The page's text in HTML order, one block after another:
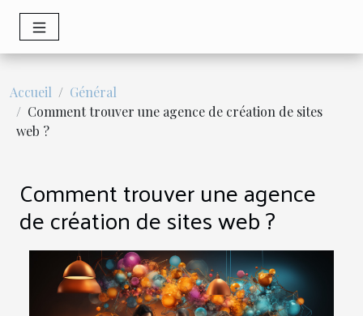
Accueil
Général
Comment trouver une agence de création de sites
web ?
Comment trouver une agence
de création de sites web ?